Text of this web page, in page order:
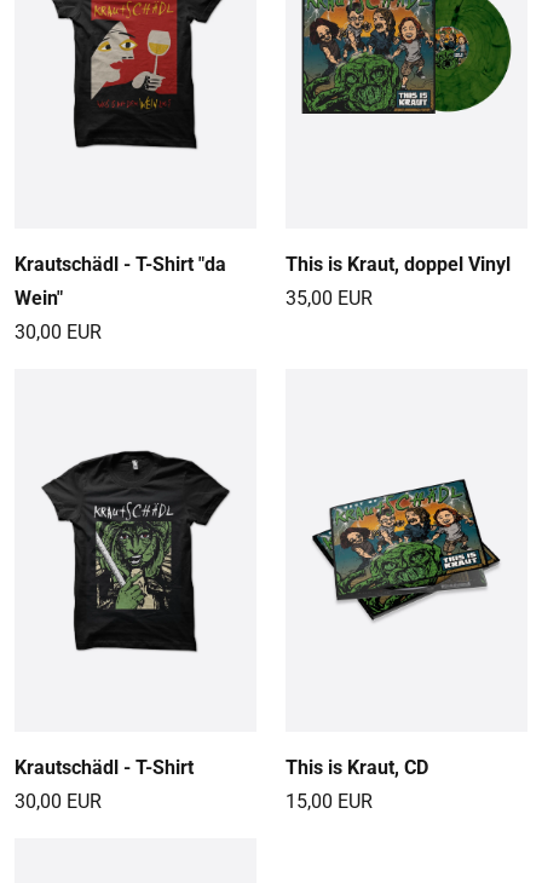
Krautschädl - T-Shirt "da
Wein"
30,00 EUR
This is Kraut, doppel Vinyl
35,00 EUR
Krautschädl - T-Shirt
30,00 EUR
This is Kraut, CD
15,00 EUR